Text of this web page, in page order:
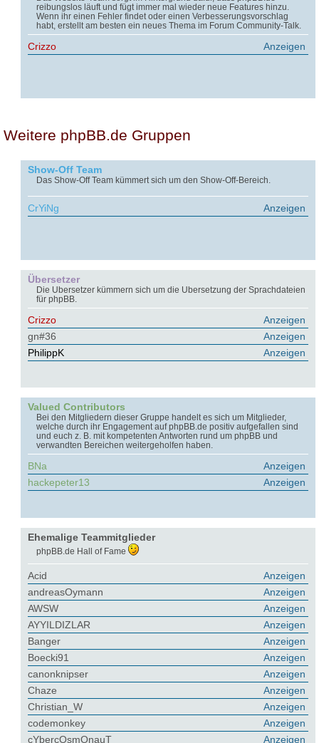
reibungslos läuft und fügt immer mal wieder neue Features hinzu.
Wenn ihr einen Fehler findet oder einen Verbesserungsvorschlag
habt, erstellt am besten ein neues Thema im Forum Community-Talk.
Anzeigen
Crizzo
Weitere phpBB.de Gruppen
Show-Off Team
Das Show-Off Team kümmert sich um den Show-Off-Bereich.
Anzeigen
CrYiNg
Übersetzer
Die Übersetzer kümmern sich um die Übersetzung der Sprachdateien
für phpBB.
Anzeigen
Crizzo
Anzeigen
gn#36
Anzeigen
PhilippK
Valued Contributors
Bei den Mitgliedern dieser Gruppe handelt es sich um Mitglieder,
welche durch ihr Engagement auf phpBB.de positiv aufgefallen sind
und euch z. B. mit kompetenten Antworten rund um phpBB und
verwandten Bereichen weitergeholfen haben.
Anzeigen
BNa
Anzeigen
hackepeter13
Ehemalige Teammitglieder
phpBB.de Hall of Fame
Anzeigen
Acid
Anzeigen
andreasOymann
Anzeigen
AWSW
Anzeigen
AYYILDIZLAR
Anzeigen
Banger
Anzeigen
Boecki91
Anzeigen
canonknipser
Anzeigen
Chaze
Anzeigen
Christian_W
Anzeigen
codemonkey
Anzeigen
cYbercOsmOnauT